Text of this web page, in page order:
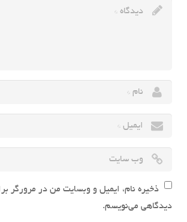
ذخیره نام، ایمیل و وبسایت من در مرورگر
دیدگاهی می‌نویسم.